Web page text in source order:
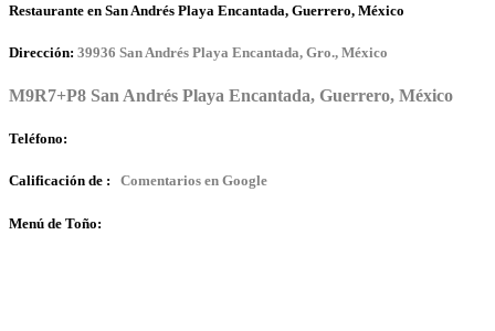
Restaurante en San Andrés Playa Encantada, Guerrero, México
Dirección: 39936 San Andrés Playa Encantada, Gro., México
M9R7+P8 San Andrés Playa Encantada, Guerrero, México
Teléfono:
Calificación de : Comentarios en Google
Menú de Toño: